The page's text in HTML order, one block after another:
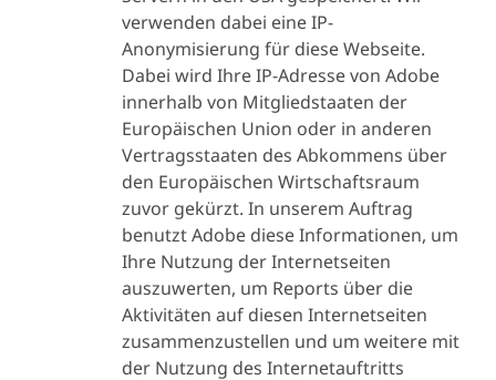
verwenden dabei eine IP-
Anonymisierung für diese Webseite.
Dabei wird Ihre IP-Adresse von Adobe
innerhalb von Mitgliedstaaten der
Europäischen Union oder in anderen
Vertragsstaaten des Abkommens über
den Europäischen Wirtschaftsraum
zuvor gekürzt. In unserem Auftrag
benutzt Adobe diese Informationen, um
Ihre Nutzung der Internetseiten
auszuwerten, um Reports über die
Aktivitäten auf diesen Internetseiten
zusammenzustellen und um weitere mit
der Nutzung des Internetauftritts